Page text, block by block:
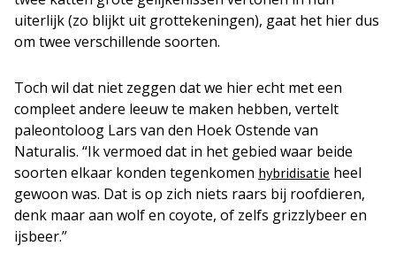
uiterlijk (zo blijkt uit grottekeningen), gaat het hier dus
om twee verschillende soorten.
Toch wil dat niet zeggen dat we hier echt met een
compleet andere leeuw te maken hebben, vertelt
paleontoloog Lars van den Hoek Ostende van
Naturalis. “Ik vermoed dat in het gebied waar beide
soorten elkaar konden tegenkomen hybridisatie heel
gewoon was. Dat is op zich niets raars bij roofdieren,
denk maar aan wolf en coyote, of zelfs grizzlybeer en
ijsbeer.”